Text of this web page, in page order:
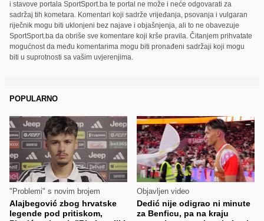
i stavove portala SportSport.ba te portal ne može i neće odgovarati za
sadržaj tih kometara. Komentari koji sadrže vrijeđanja, psovanja i vulgaran
riječnik mogu biti uklonjeni bez najave i objašnjenja, ali to ne obavezuje
SportSport.ba da obriše sve komentare koji krše pravila. Čitanjem prihvatate
mogućnost da među komentarima mogu biti pronađeni sadržaji koji mogu
biti u suprotnosti sa vašim uvjerenjima.
POPULARNO
"Problemi" s novim brojem
Alajbegović zbog hrvatske
legende pod pritiskom,
Objavljen video
Dedić nije odigrao ni minute
za Benficu, pa na kraju